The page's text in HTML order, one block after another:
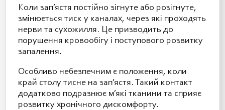
Коли зап’ястя постійно зігнуте або розігнуте,
змінюється тиск у каналах, через які проходять
нерви та сухожилля. Це призводить до
порушення кровообігу і поступового розвитку
запалення.
Особливо небезпечним є положення, коли
край столу тисне на зап’ястя. Такий контакт
додатково подразнює м’які тканини та сприяє
розвитку хронічного дискомфорту.